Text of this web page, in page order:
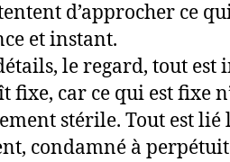
d’approcher ce
et instant.
le regard, tout est
fixe, car ce qui est fixe
stérile. Tout est lié
condamné à